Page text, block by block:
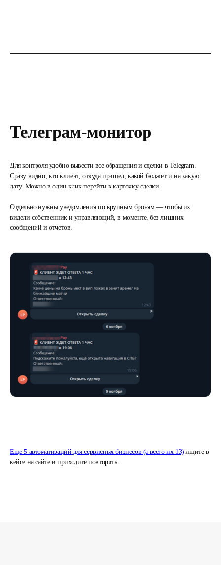
Телеграм-монитор
Для контроля удобно вывести все обращения и сделки в Telegram.
Сразу видно, кто клиент, откуда пришел, какой бюджет и на какую
дату. Можно в один клик перейти в карточку сделки.
Отдельно нужны уведомления по крупным броням — чтобы их
видели собственник и управляющий, в моменте, без лишних
сообщений и отчетов.
Еще 5 автоматизаций для сервисных бизнесов (а всего их 13) ищите в
кейсе на сайте и приходите повторить.